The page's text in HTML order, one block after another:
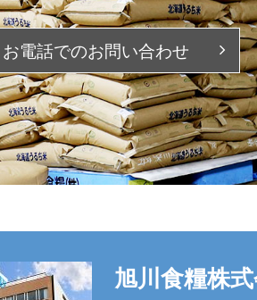
お電話でのお問い合わせ
旭川食糧株